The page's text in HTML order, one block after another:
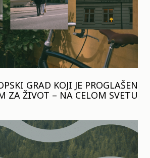
GRAD KOJI JE PROGLAŠEN
ZA ŽIVOT – NA CELOM SVETU